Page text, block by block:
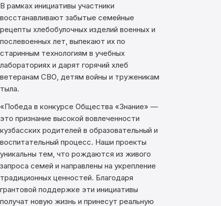
В рамках инициативы участники
восстанавливают забытые семейные
рецепты хлебобулочных изделий военных и
послевоенных лет, выпекают их по
старинным технологиям в учебных
лабораториях и дарят горячий хлеб
ветеранам СВО, детям войны и труженикам
тыла.
«Победа в конкурсе Общества «Знание» —
это признание высокой вовлеченности
кузбасских родителей в образовательный и
воспитательный процесс. Наши проекты
уникальны тем, что рождаются из живого
запроса семей и направлены на укрепление
традиционных ценностей. Благодаря
грантовой поддержке эти инициативы
получат новую жизнь и принесут реальную